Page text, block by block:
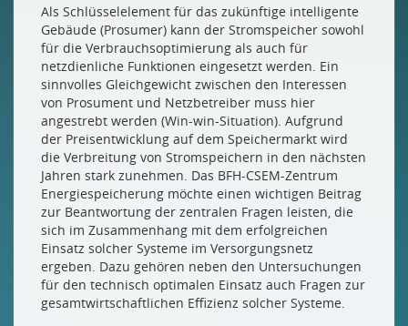
Als Schlüsselelement für das zukünftige intelligente
Gebäude (Prosumer) kann der Stromspeicher sowohl
für die Verbrauchsoptimierung als auch für
netzdienliche Funktionen eingesetzt werden. Ein
sinnvolles Gleichgewicht zwischen den Interessen
von Prosument und Netzbetreiber muss hier
angestrebt werden (Win-win-Situation). Aufgrund
der Preisentwicklung auf dem Speichermarkt wird
die Verbreitung von Stromspeichern in den nächsten
Jahren stark zunehmen. Das BFH-CSEM-Zentrum
Energiespeicherung möchte einen wichtigen Beitrag
zur Beantwortung der zentralen Fragen leisten, die
sich im Zusammenhang mit dem erfolgreichen
Einsatz solcher Systeme im Versorgungsnetz
ergeben. Dazu gehören neben den Untersuchungen
für den technisch optimalen Einsatz auch Fragen zur
gesamtwirtschaftlichen Effizienz solcher Systeme.